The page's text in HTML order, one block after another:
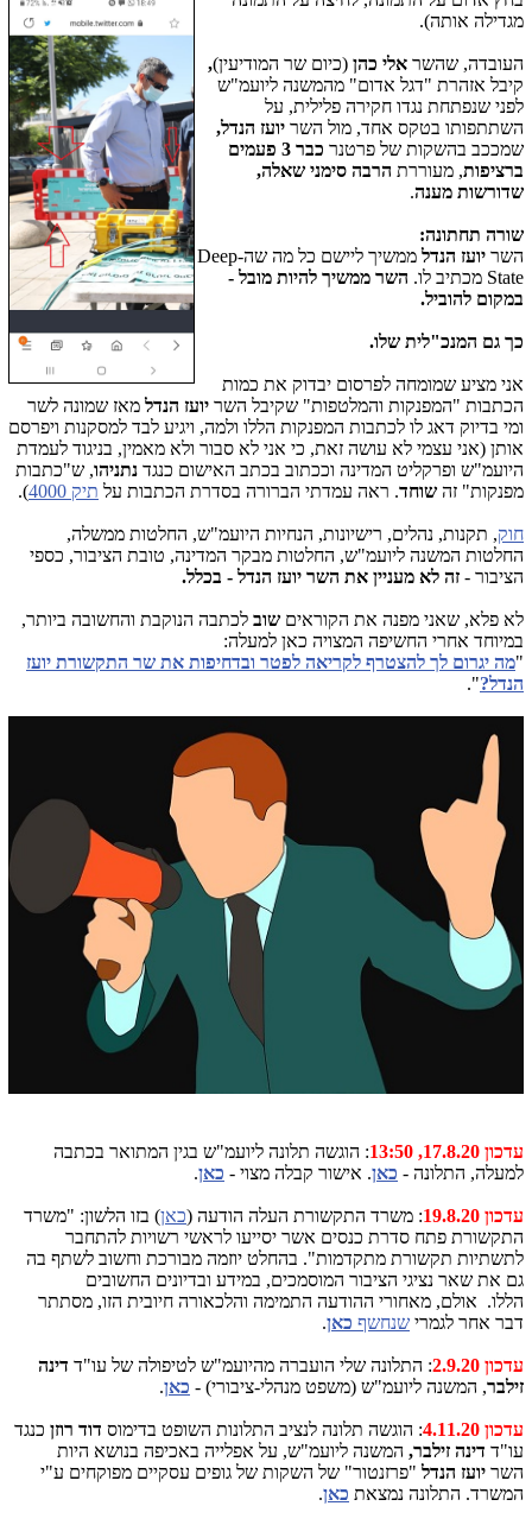
מגדילה אותה).
העובדה, שהשר אלי כהן (כיום שר המודיעין),
קיבל אזהרת "דגל אדום" מהמשנה ליועמ"ש
לפני שנפתחת נגדו חקירה פלילית, על
השתתפותו בטקס אחד, מול השר יועז הנדל,
שמככב בהשקות של פרטנר
כבר 3 פעמים
ברציפות, מעוררת הרבה סימני שאלה,
שדורשות מענה.
שורה תחתונה:
השר יועז הנדל
ממשיך ליישם כל מה שה-Deep
State מכתיב לו.
השר ממשיך להיות מובל -
במקום להוביל.
כך גם המנכ"לית שלו.
אני מציע שמומחה לפרסום יבדוק את כמות
הכתבות "המפנקות והמלטפות" שקיבל השר יועז הנדל מאז שמונה לשר
ומי בדיוק דאג לו לכתבות המפנקות הללו ולמה, ויגיע לבד למסקנות ויפרסם
אותן (אני עצמי לא עושה זאת, כי אני לא סבור ולא מאמין, בניגוד לעמדת
היועמ"ש ופרקליט המדינה וככתוב בכתב האישום כנגד נתניהו, ש"כתבות
מפנקות" זה שוחד. ראה עמדתי הברורה בסדרת הכתבות על תיק 4000 ).
חוק, תקנות, נהלים, רישיונות, הנחיות היועמ"ש, החלטות ממשלה,
החלטות המשנה ליועמ"ש, החלטות מבקר המדינה, טובת הציבור, כספי
הציבור - זה לא מעניין את השר יועז הנדל - בכלל.
לא פלא, שאני מפנה את הקוראים שוב לכתבה הנוקבת והחשובה ביותר,
במיוחד אחרי החשיפה המצויה כאן למעלה:
"מה יגרום לך להצטרף לקריאה לפטר ובדחיפות את שר התקשורת יועז
הנדל?".
עדכון 17.8.20, 13:50
: הוגשה תלונה ליועמ"ש בגין המתואר בכתבה
למעלה, התלונה - כאן. אישור קבלה מצוי - כאן.
עדכון 19.8.20 : משרד התקשורת העלה הודעה (כאן) בזו הלשון: "משרד
התקשורת פתח סדרת כנסים אשר יסייעו לראשי רשויות להתחבר
לתשתיות תקשורת מתקדמות". בהחלט יוזמה מבורכת וחשוב לשתף בה
גם את שאר נציגי הציבור המוסמכים, במידע ובדיונים החשובים
הללו. אולם, מאחורי ההודעה התמימה והלכאורה חיובית הזו, מסתתר
דבר אחר לגמרי שנחשף כאן.
עדכון 2.9.20 : התלונה שלי הועברה מהיועמ"ש לטיפולה של עו"ד דינה
זילבר, המשנה ליועמ"ש (משפט מנהלי-ציבורי) - כאן.
עדכון 4.11.20 : הוגשה תלונה לנציב התלונות השופט בדימוס דוד רוזן כנגד
עו"ד דינה זילבר, המשנה ליועמ"ש, על אפלייה באכיפה בנושא היות
השר יועז הנדל "פרזנטור" של השקות של גופים עסקיים מפוקחים ע"י
המשרד. התלונה נמצאת כאן.